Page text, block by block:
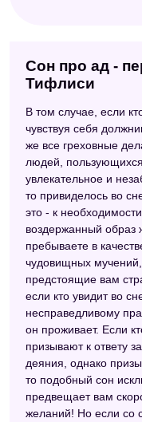
Сон про ад -
Тифлиси
В том случае, если
чувствуя себя
же все греховные
людей,
увлекательное и
то привиделось во
это - к
воздержанный образ
пребываете в
чудовищных
предстоящие вам
если кто увидит во
несправедливому
он проживает. Если
призывают к ответу
деяния, однако
то подобный сон
предвещает вам
желаний! Но если со